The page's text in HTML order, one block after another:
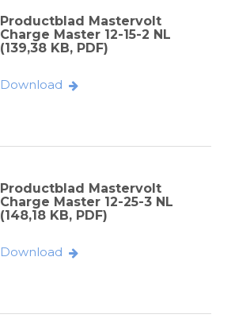
Productblad Mastervolt
Charge Master 12-15-2 NL
(139,38 KB, PDF)
Download
Productblad Mastervolt
Charge Master 12-25-3 NL
(148,18 KB, PDF)
Download